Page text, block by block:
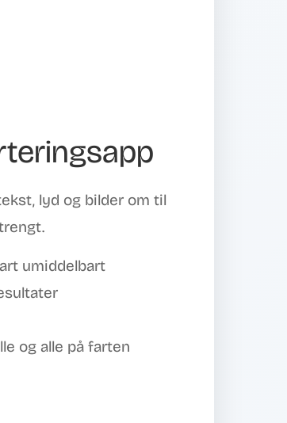
lyd og bilder om til
umiddelbart
og alle på farten